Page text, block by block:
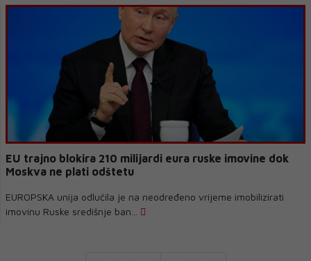
EU trajno blokira 210 milijardi eura ruske imovine dok
Moskva ne plati odštetu
EUROPSKA unija odlučila je na neodređeno vrijeme imobilizirati
imovinu Ruske središnje ban...